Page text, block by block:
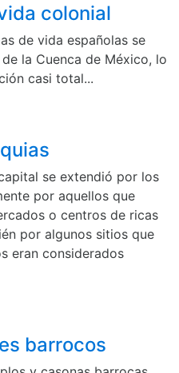
colonial
de vida españolas se
la Cuenca de México, lo
casi total...
se extendió por los
por aquellos que
o centros de ricas
por algunos sitios que
eran considerados
barrocos